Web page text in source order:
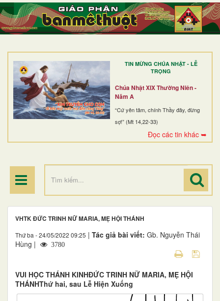
TIN MỪNG CHÚA NHẬT - LỄ
TRỌNG
Chúa Nhật XIX Thường Niên -
Năm A
“Cứ yên tâm, chính Thầy đây, đừng
sợ!” (Mt 14,22-33)
Đọc các tin khác ➥
TRANG NHẤT
GIỚI THIỆU
DÒNG TU
BAN MỤC VỤ
ĐOÀN THỂ CG
ĐIỂM HÀNH HƯƠNG
VHTK ĐỨC TRINH NỮ MARIA, MẸ HỘI THÁNH
Thứ ba - 24/05/2022 09:25 | Tác giả bài viết: Gb. Nguyễn Thái
Hùng |
3780
VUI HỌC THÁNH KINHĐỨC TRINH NỮ MARIA, MẸ HỘI
THÁNHThứ hai, sau Lễ Hiện Xuống